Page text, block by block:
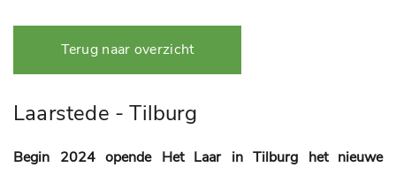
Terug naar overzicht
Laarstede - Tilburg
Begin 2024 opende Het Laar in Tilburg het nieuwe